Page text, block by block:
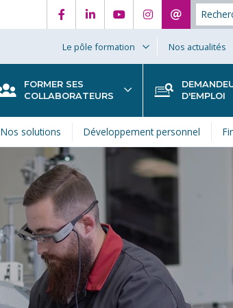
Le pôle formation Nos actualités
Nos solutions Développement personnel
FORMER SES
COLLABORATEURS
D'EMPLOI